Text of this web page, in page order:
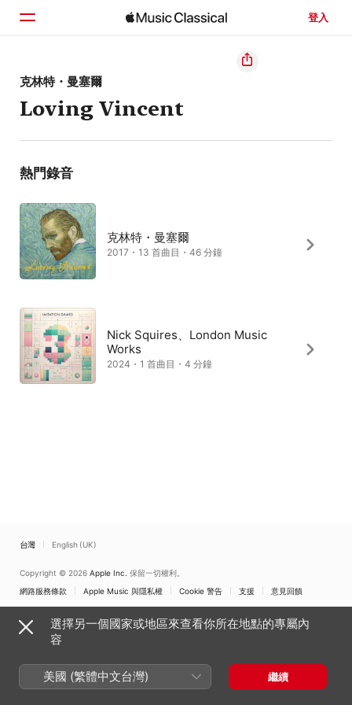
登入
首頁
瀏覽
搜尋
克林特・曼塞爾
Loving Vincent
熱門錄音
克林特・曼塞爾
2017・13 首曲目・46 分鐘
Nick Squires、London Music
Works
2024・1 首曲目・4 分鐘
台灣 English (UK)
Copyright © 2026 Apple Inc. 保留一切權利。
網路服務條款
Apple Music 與隱私權 Cookie 警告 支援 意見回饋
選擇另一個國家或地區來查看你所在地點的專屬內
容
美國 (繁體中文台灣) 繼續